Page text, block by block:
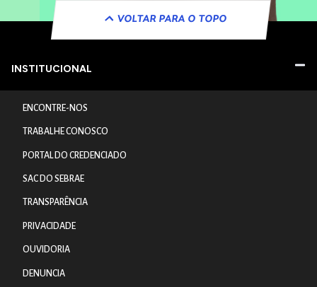
VOLTAR PARA O TOPO
INSTITUCIONAL
ENCONTRE-NOS
TRABALHE CONOSCO
PORTAL DO CREDENCIADO
SAC DO SEBRAE
TRANSPARÊNCIA
PRIVACIDADE
OUVIDORIA
DENUNCIA